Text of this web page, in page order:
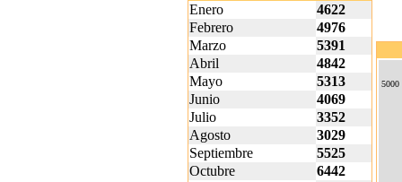
Enero
4622
Febrero
4976
Marzo
5391
Abril
4842
Mayo
5313
Junio
4069
Julio
3352
Agosto
3029
Septiembre
5525
Octubre
6442
5000